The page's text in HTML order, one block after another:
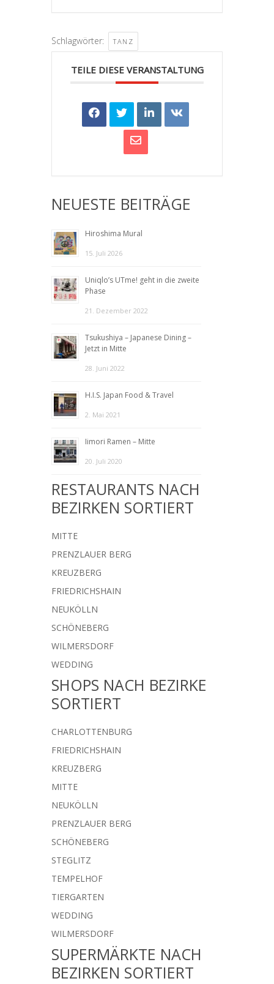
Schlagwörter: TANZ
TEILE DIESE VERANSTALTUNG
NEUESTE BEITRÄGE
Hiroshima Mural
15. Juli 2026
Uniqlo’s UTme! geht in die zweite
Phase
21. Dezember 2022
Tsukushiya – Japanese Dining –
Jetzt in Mitte
28. Juni 2022
H.I.S. Japan Food & Travel
2. Mai 2021
Iimori Ramen – Mitte
20. Juli 2020
RESTAURANTS NACH
BEZIRKEN SORTIERT
MITTE
PRENZLAUER BERG
KREUZBERG
FRIEDRICHSHAIN
NEUKÖLLN
SCHÖNEBERG
WILMERSDORF
WEDDING
SHOPS NACH BEZIRKE
SORTIERT
CHARLOTTENBURG
FRIEDRICHSHAIN
KREUZBERG
MITTE
NEUKÖLLN
PRENZLAUER BERG
SCHÖNEBERG
STEGLITZ
TEMPELHOF
TIERGARTEN
WEDDING
WILMERSDORF
SUPERMÄRKTE NACH
BEZIRKEN SORTIERT